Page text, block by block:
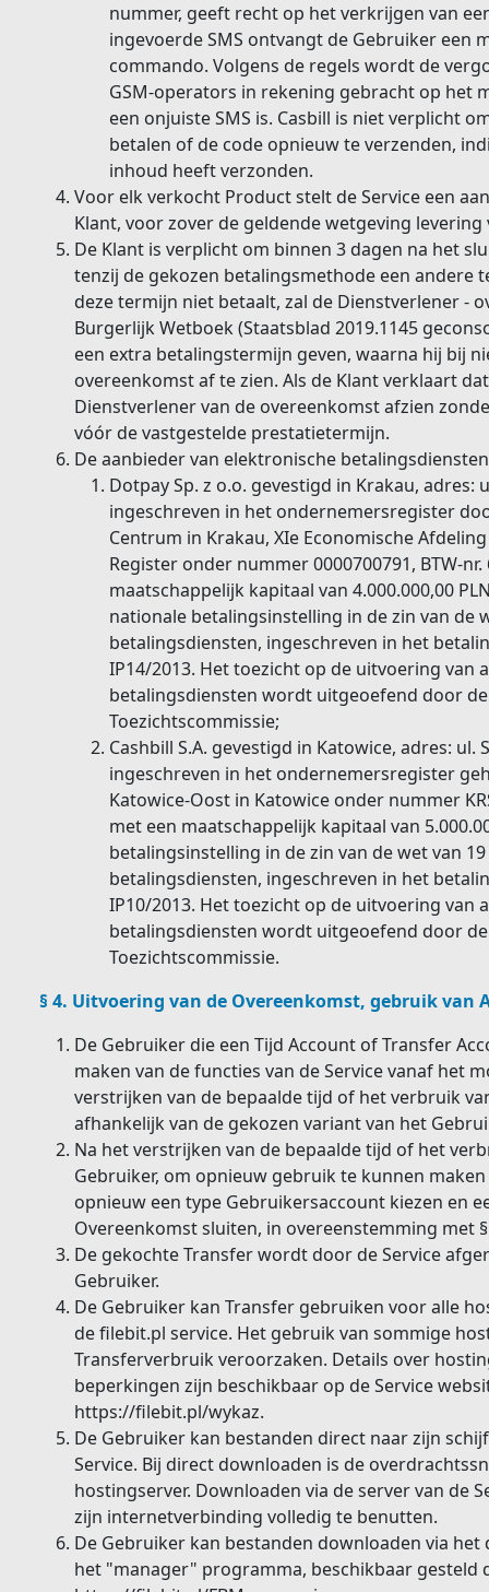
nummer, geeft recht op het verkrijgen van
ingevoerde SMS ontvangt de Gebruiker een
commando. Volgens de regels wordt de
GSM-operators in rekening gebracht op het
een onjuiste SMS is. Casbill is niet verplicht
betalen of de code opnieuw te verzenden,
inhoud heeft verzonden.
Voor elk verkocht Product stelt de Service een
Klant, voor zover de geldende wetgeving levering
De Klant is verplicht om binnen 3 dagen na het
tenzij de gekozen betalingsmethode een andere
deze termijn niet betaalt, zal de Dienstverlener -
Burgerlijk Wetboek (Staatsblad 2019.1145
een extra betalingstermijn geven, waarna hij bij
overeenkomst af te zien. Als de Klant verklaart
Dienstverlener van de overeenkomst afzien
vóór de vastgestelde prestatietermijn.
De aanbieder van elektronische
Dotpay Sp. z o.o. gevestigd in Krakau, adres:
ingeschreven in het ondernemersregister
Centrum in Krakau, XIe Economische
Register onder nummer 0000700791, BTW-nr.
maatschappelijk kapitaal van 4.000.000,00
nationale betalingsinstelling in de zin van de
betalingsdiensten, ingeschreven in het
IP14/2013. Het toezicht op de uitvoering van
betalingsdiensten wordt uitgeoefend door de
Toezichtscommissie;
Cashbill S.A. gevestigd in Katowice, adres: ul.
ingeschreven in het ondernemersregister
Katowice-Oost in Katowice onder nummer
met een maatschappelijk kapitaal van
betalingsinstelling in de zin van de wet van
betalingsdiensten, ingeschreven in het
IP10/2013. Het toezicht op de uitvoering van
betalingsdiensten wordt uitgeoefend door de
Toezichtscommissie.
§ 4. Uitvoering van de Overeenkomst, gebruik van
De Gebruiker die een Tijd Account of Transfer
maken van de functies van de Service vanaf het
verstrijken van de bepaalde tijd of het verbruik
afhankelijk van de gekozen variant van het
Na het verstrijken van de bepaalde tijd of het
Gebruiker, om opnieuw gebruik te kunnen
opnieuw een type Gebruikersaccount kiezen en
Overeenkomst sluiten, in overeenstemming met
De gekochte Transfer wordt door de Service
Gebruiker.
De Gebruiker kan Transfer gebruiken voor alle
de filebit.pl service. Het gebruik van sommige
Transferverbruik veroorzaken. Details over
beperkingen zijn beschikbaar op de Service
https://filebit.pl/wykaz.
De Gebruiker kan bestanden direct naar zijn
Service. Bij direct downloaden is de
hostingserver. Downloaden via de server van de
zijn internetverbinding volledig te benutten.
De Gebruiker kan bestanden downloaden via
het "manager" programma, beschikbaar gesteld